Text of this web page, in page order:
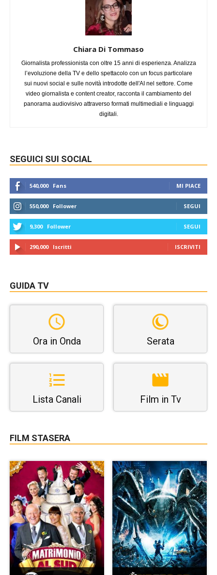
Chiara Di Tommaso
Giornalista professionista con oltre 15 anni di esperienza. Analizza
l’evoluzione della TV e dello spettacolo con un focus particolare
sui nuovi social e sulle novità introdotte dell'AI nel settore. Come
video giornalista e content creator, racconta il cambiamento del
panorama audiovisivo attraverso formati multimediali e linguaggi
digitali.
SEGUICI SUI SOCIAL
540,000 Fans MI PIACE
550,000 Follower SEGUI
9,300 Follower SEGUI
290,000 Iscritti ISCRIVITI
GUIDA TV
Ora in Onda Serata
Lista Canali Film in Tv
FILM STASERA